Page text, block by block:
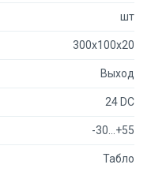
шт
300x100x20
Выход
24 DC
-30...+55
Табло